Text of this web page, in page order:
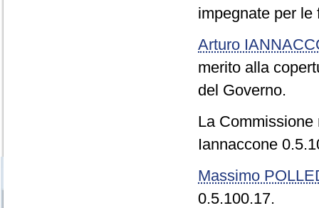
impegnate per
Arturo
merito alla
del Governo.
La
Iannaccone
Massimo
0.5.100.17.